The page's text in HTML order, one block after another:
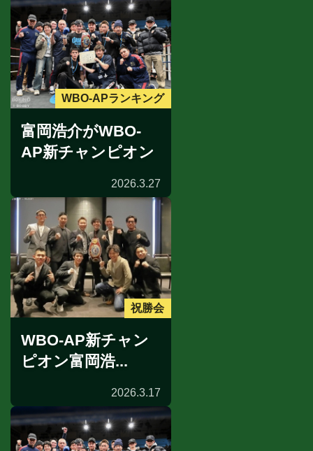
WBO-APランキング
富岡浩介がWBO-
AP新チャンピオン
2026.3.27
祝勝会
WBO-AP新チャン
ピオン富岡浩...
2026.3.17